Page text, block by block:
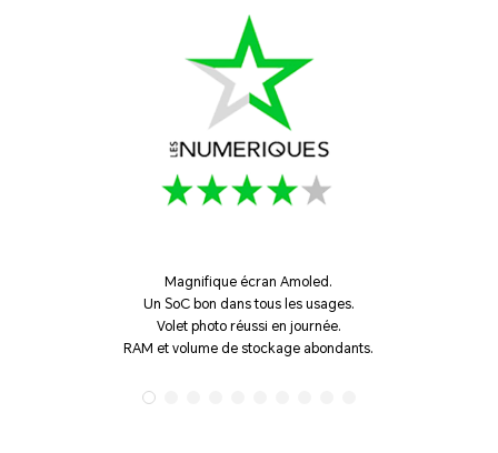
Magnifique écran Amoled.
Un SoC bon dans tous les usages.
Volet photo réussi en journée.
RAM et volume de stockage abondants.